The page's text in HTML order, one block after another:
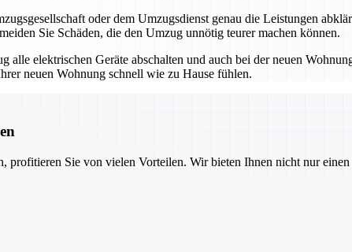
oder dem Umzugsdienst genau die Leistungen
Sie Schäden, die den Umzug unnötig teurer machen können.
alle elektrischen Geräte abschalten und auch bei der neuen
neuen Wohnung schnell wie zu Hause fühlen.
profitieren Sie von vielen Vorteilen. Wir bieten Ihnen nicht nur